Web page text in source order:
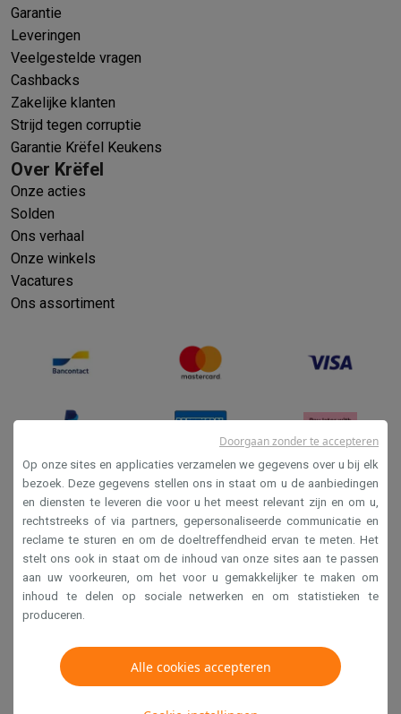
Garantie
Leveringen
Veelgestelde vragen
Cashbacks
Zakelijke klanten
Strijd tegen corruptie
Garantie Krëfel Keukens
Over Krëfel
Onze acties
Solden
Ons verhaal
Onze winkels
Vacatures
Ons assortiment
Verkoopsvoorwaarden
Privacy
Disclaimer
Cookies
Krëfel NV - Steenstraat 44 - Industriezone 4 "T Sas",
1851 Humbeek, België
BTW BE 0400.673.544
Op onze sites en applicaties verzamelen we gegevens over u bij elk
bezoek. Deze gegevens stellen ons in staat om u de aanbiedingen
en diensten te leveren die voor u het meest relevant zijn en om u,
rechtstreeks of via partners, gepersonaliseerde communicatie en
reclame te sturen en om de doeltreffendheid ervan te meten. Het
stelt ons ook in staat om de inhoud van onze sites aan te passen
aan uw voorkeuren, om het voor u gemakkelijker te maken om
inhoud te delen op sociale netwerken en om statistieken te
produceren.
Alle cookies accepteren
Doorgaan zonder te accepteren